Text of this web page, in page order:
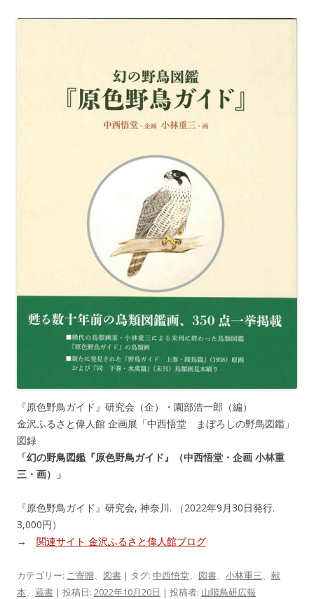
『原色野鳥ガイド』研究会（企）・園部浩一郎（編）
金沢ふるさと偉人館 企画展「中西悟堂 まぼろしの野鳥図鑑」
図録
「幻の野鳥図鑑『原色野鳥ガイド』（中西悟堂・企画 小林重
三・画）」
『原色野鳥ガイド』研究会, 神奈川. （2022年9月30日発行.
3,000円）
→ 関連サイト 金沢ふるさと偉人館ブログ
カテゴリー: ご寄贈、 図書 | タグ: 中西悟堂、 図書、 小林重三、 献
本、 蔵書 | 投稿日: 2022年10月20日 | 投稿者: 山階鳥研広報